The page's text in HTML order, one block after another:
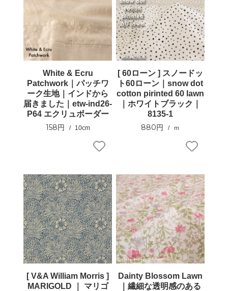
White & Ecru
Patchwork｜パッチワ
ーク生地｜インドから
届きました｜etw-ind26-
P64 エクリュボーダー
158円 10cm
[ 60ローン ] スノードッ
ト60ローン｜snow dot
cotton pirinted 60 lawn
｜ホワイトブラック｜
8135-1
880円 ｍ
[ V&A William Morris ]
MARIGOLD ｜ マリゴ
Dainty Blossom Lawn
｜繊細な透明感のある